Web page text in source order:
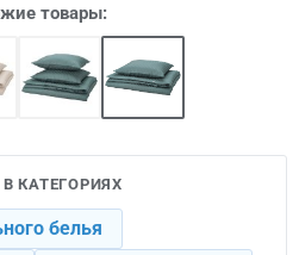
товары:
КАТЕГОРИЯХ
белья